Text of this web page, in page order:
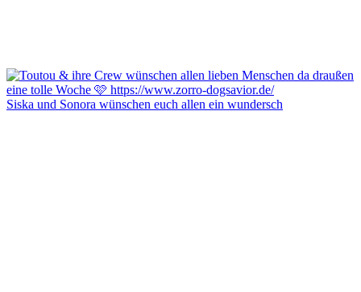
Siska und Sonora wünschen euch allen ein wundersch